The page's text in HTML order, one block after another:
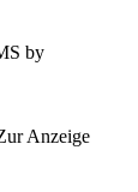
by
Anzeige